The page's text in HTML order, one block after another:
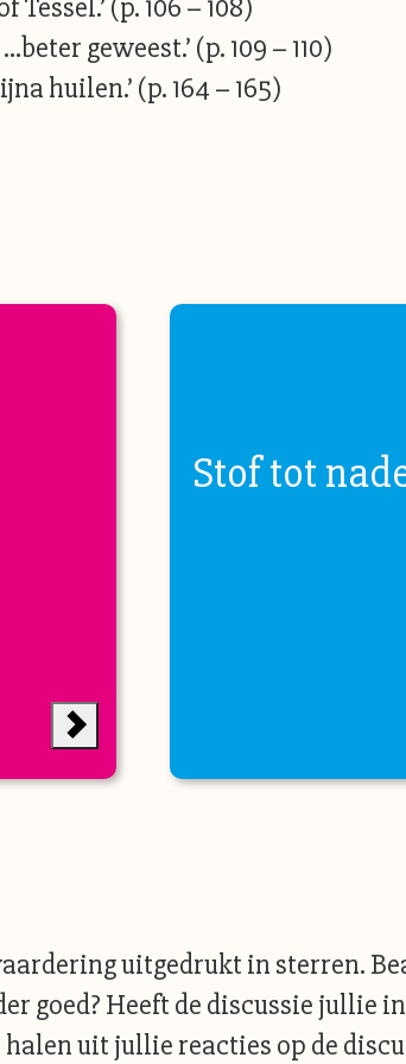
(p. 106 – 108)
geweest.’ (p. 109 – 110)
huilen.’ (p. 164 – 165)
Stof tot
uitgedrukt in sterren.
goed? Heeft de discussie jullie
uit jullie reacties op de